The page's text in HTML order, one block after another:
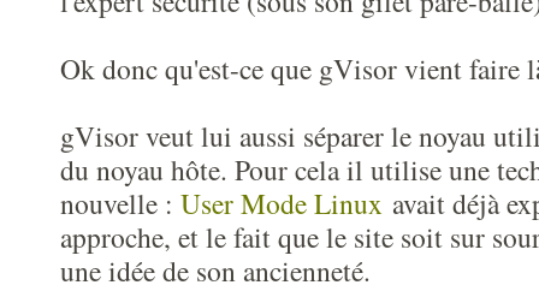
Ok donc qu'est-ce que gVisor vient faire
gVisor veut lui aussi séparer le noyau
du noyau hôte. Pour cela il utilise une
nouvelle : User Mode Linux avait déjà
approche, et le fait que le site soit sur
une idée de son ancienneté.